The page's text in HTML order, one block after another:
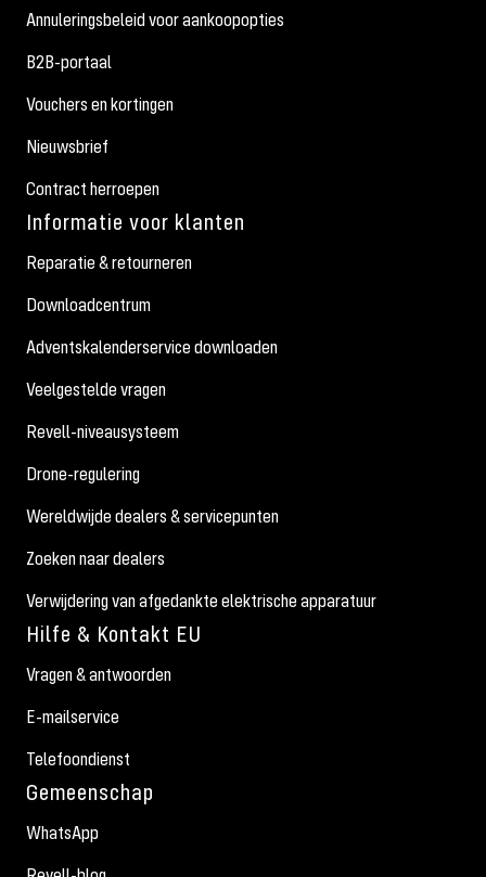
Annuleringsbeleid voor aankoopopties
B2B-portaal
Vouchers en kortingen
Nieuwsbrief
Contract herroepen
Informatie voor klanten
Reparatie & retourneren
Downloadcentrum
Adventskalenderservice downloaden
Veelgestelde vragen
Revell-niveausysteem
Drone-regulering
Wereldwijde dealers & servicepunten
Zoeken naar dealers
Verwijdering van afgedankte elektrische apparatuur
Hilfe & Kontakt EU
Vragen & antwoorden
E-mailservice
Telefoondienst
Gemeenschap
WhatsApp